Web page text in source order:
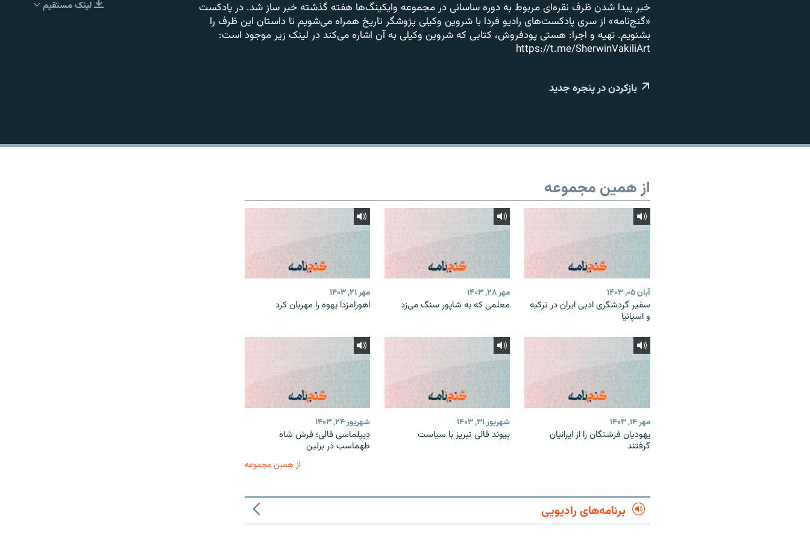
Podcast Addict
EMBED
لینک مستقیم
خبر پیدا شدن ظرف نقره‌ای مربوط به دوره ساسانی در مجموعه وایکینگ‌ها هفته گذشته خبر ساز شد. در پادکست
«گنج‌نامه» از سری پادکست‌های رادیو فردا با شروین وکیلی پژوشگر تاریخ همراه می‌شویم تا داستان این ظرف را
بشنویم. تهیه و اجرا: هستی پودفروش، کتابی که شروین وکیلی به آن اشاره می‌کند در لینک زیر موجود است:
https://t.me/SherwinVakiliArt
بازکردن در پنجره جدید
از همین مجموعه
آبان ۰۵, ۱۴۰۳
سفیر گردشگری ادبی ایران در ترکیه
و اسپانیا
مهر ۲۸, ۱۴۰۳
معلمی که به شاپور سنگ می‌زد
مهر ۲۱, ۱۴۰۳
اهورامزدا یهوه را مهربان کرد
مهر ۱۴, ۱۴۰۳
یهودیان فرشتگان را از ایرانیان
گرفتند
شهریور ۳۱, ۱۴۰۳
پیوند قالی تبریز با سیاست
شهریور ۲۴, ۱۴۰۳
دیپلماسی قالی؛ فرش شاه
طهماسب در برلین
از همین مجموعه
برنامه‌های رادیویی